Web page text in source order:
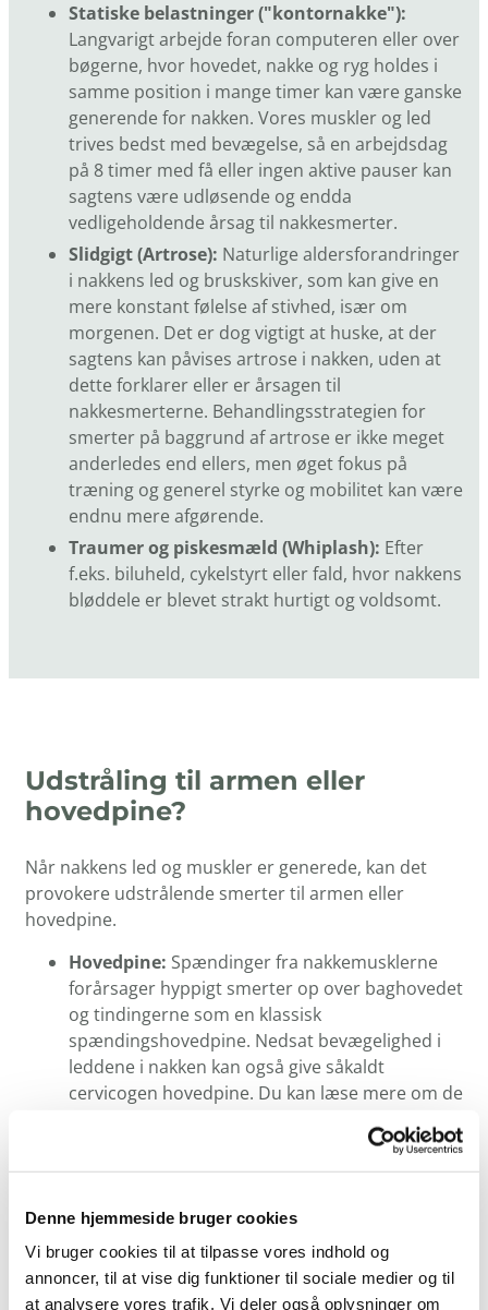
Denne hjemmeside bruger cookies
Vi bruger cookies til at tilpasse vores indhold og
annoncer, til at vise dig funktioner til sociale medier og til
at analysere vores trafik. Vi deler også oplysninger om
Statiske belastninger ("kontornakke"):
Langvarigt arbejde foran computeren eller over
bøgerne, hvor hovedet, nakke og ryg holdes i
samme position i mange timer kan være ganske
generende for nakken. Vores muskler og led
trives bedst med bevægelse, så en arbejdsdag
på 8 timer med få eller ingen aktive pauser kan
sagtens være udløsende og endda
vedligeholdende årsag til nakkesmerter.
Slidgigt (Artrose): Naturlige aldersforandringer
i nakkens led og bruskskiver, som kan give en
mere konstant følelse af stivhed, især om
morgenen. Det er dog vigtigt at huske, at der
sagtens kan påvises artrose i nakken, uden at
dette forklarer eller er årsagen til
nakkesmerterne. Behandlingsstrategien for
smerter på baggrund af artrose er ikke meget
anderledes end ellers, men øget fokus på
træning og generel styrke og mobilitet kan være
endnu mere afgørende.
Traumer og piskesmæld (Whiplash): Efter
f.eks. biluheld, cykelstyrt eller fald, hvor nakkens
bløddele er blevet strakt hurtigt og voldsomt.
Udstråling til armen eller
hovedpine?
Når nakkens led og muskler er generede, kan det
provokere udstrålende smerter til armen eller
hovedpine.
Hovedpine: Spændinger fra nakkemusklerne
forårsager hyppigt smerter op over baghovedet
og tindingerne som en klassisk
spændingshovedpine. Nedsat bevægelighed i
leddene i nakken kan også give såkaldt
cervicogen hovedpine. Du kan læse mere om de
Hvis en nerve i nakken
bliver irriteret eller klemt – f.eks. på grund af
– kan det sende jag, sovende fornemmelser
eller prikken helt ud i skulderen, armen og
fingrene. Desuden kan muskulære spændinger